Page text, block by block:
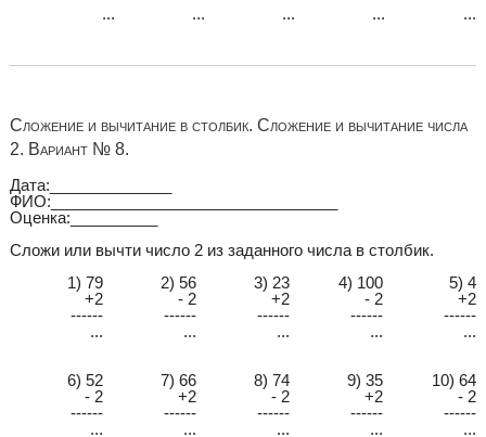
...
... ... ... ...
Сложение и вычитание в столбик. Сложение и вычитание числа
2. Вариант № 8.
Дата:______________
ФИО:_________________________________
Оценка:__________
Сложи или вычти число 2 из заданного числа в столбик.
1) 79
2) 56 3) 23 4) 100
5) 4
+2
- 2 +2 - 2
+2
------
------ ------ ------
------
...
... ... ... ...
6) 52 7) 66 8) 74 9) 35
10) 64
- 2
+2 - 2 +2
- 2
------
------ ------ ------
------
...
... ... ... ...